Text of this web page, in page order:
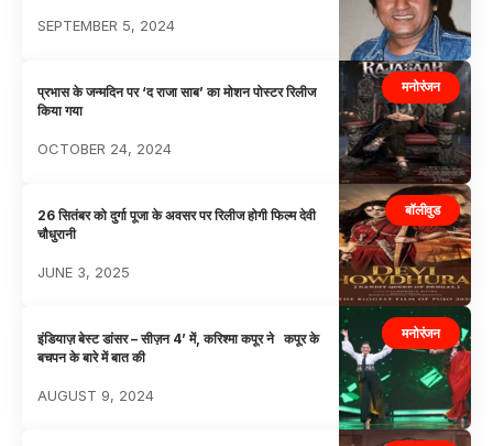
SEPTEMBER 5, 2024
मनोरंजन
प्रभास के जन्मदिन पर ‘द राजा साब’ का मोशन पोस्टर रिलीज
किया गया
OCTOBER 24, 2024
बॉलीवुड
26 सितंबर को दुर्गा पूजा के अवसर पर रिलीज होगी फिल्म देवी
चौधुरानी
JUNE 3, 2025
मनोरंजन
इंडियाज़ बेस्ट डांसर – सीज़न 4’ में, करिश्मा कपूर ने कपूर के
बचपन के बारे में बात की
AUGUST 9, 2024